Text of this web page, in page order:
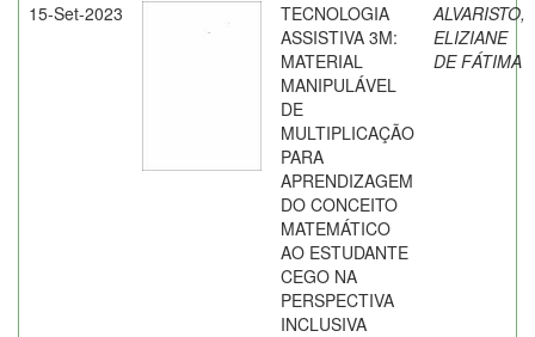
15-Set-2023
TECNOLOGIA
ASSISTIVA 3M:
MATERIAL
MANIPULÁVEL
DE
MULTIPLICAÇÃO
PARA
APRENDIZAGEM
DO CONCEITO
MATEMÁTICO
AO ESTUDANTE
CEGO NA
PERSPECTIVA
INCLUSIVA
ALVARISTO,
ELIZIANE
DE FÁTIMA